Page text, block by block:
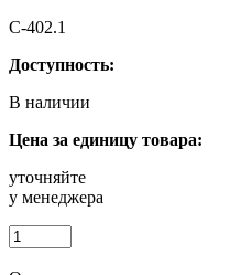
С-402.1
Доступность:
В наличии
Цена за единицу товара:
уточняйте
у менеджера